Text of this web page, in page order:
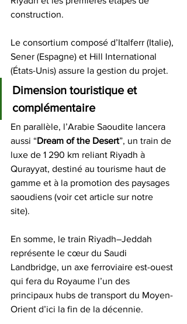
construction.
Le consortium composé d’Italferr (Italie),
Sener (Espagne) et Hill International
(États-Unis) assure la gestion du projet.
Dimension touristique et
complémentaire
En parallèle, l’Arabie Saoudite lancera
aussi “Dream of the Desert”, un train de
luxe de 1 290 km reliant Riyadh à
Qurayyat, destiné au tourisme haut de
gamme et à la promotion des paysages
saoudiens (voir cet article sur notre
site).
En somme, le train Riyadh–Jeddah
représente le cœur du Saudi
Landbridge, un axe ferroviaire est-ouest
qui fera du Royaume l’un des
principaux hubs de transport du Moyen-
Orient d’ici la fin de la décennie.